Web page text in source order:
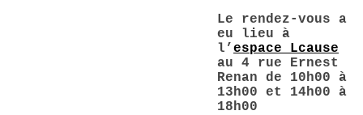
Le rendez-vous a
eu lieu à
l’ espace Lcause
au 4 rue Ernest
Renan de 10h00 à
13h00 et 14h00 à
18h00